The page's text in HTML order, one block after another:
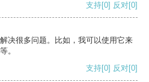
支持[0] 反对[0]
决很多问题。比如，我可以使用它来
。
支持[0] 反对[0]